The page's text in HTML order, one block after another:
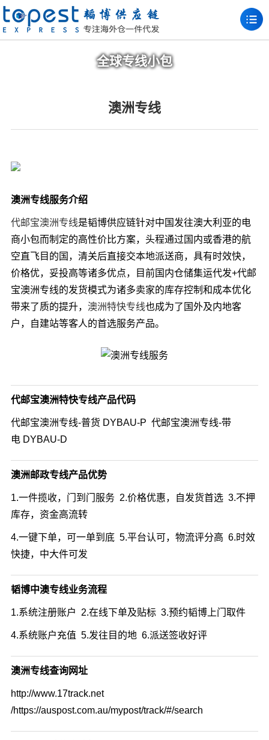
全球专线小包
澳洲专线
澳洲专线服务介绍
代邮宝澳洲专线是韬博供应链针对中国发往澳大利亚的电
商小包而制定的高性价比方案，头程通过国内或香港的航
空直飞目的国，清关后直接交本地派送商，具有时效快，
价格优，妥投高等诸多优点，目前国内仓储集运代发+代邮
宝澳洲专线的发货模式为诸多卖家的库存控制和成本优化
带来了质的提升， 澳洲特快专线也成为了国外及内地客
户，自建站等客人的首选服务产品。
代邮宝澳洲特快专线产品代码
代邮宝澳洲专线-普货 DYBAU-P 代邮宝澳洲专线-带
电 DYBAU-D
澳洲邮政专线产品优势
1.一件揽收，门到门服务 2.价格优惠，自发货首选 3.不押
库存，资金高流转
4.一键下单，可一单到底 5.平台认可，物流评分高 6.时效
快捷，中大件可发
韬博中澳专线业务流程
1.系统注册账户 2.在线下单及贴标 3.预约韬博上门取件
4.系统账户充值 5.发往目的地 6.派送签收好评
澳洲专线查询网址
http://www.17track.net
/https://auspost.com.au/mypost/track/#/search